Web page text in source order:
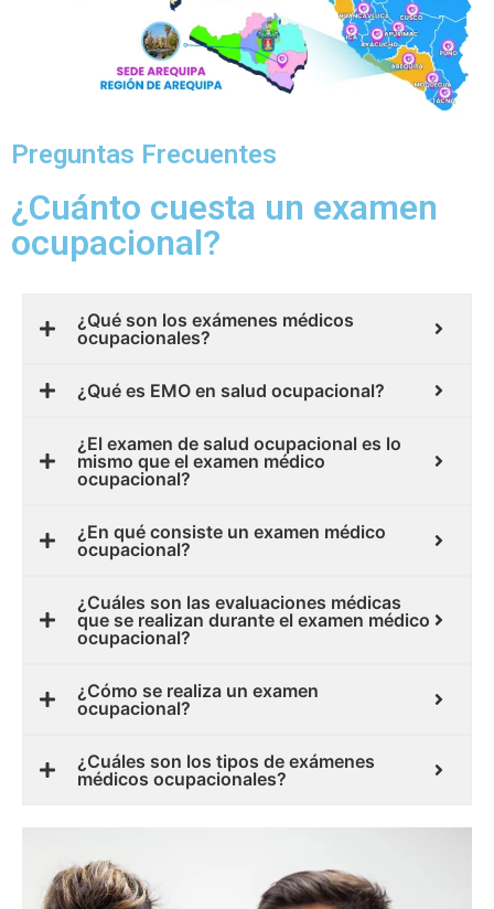
Preguntas Frecuentes
¿Cuánto cuesta un examen
ocupacional?
¿Qué son los exámenes médicos
ocupacionales?
¿Qué es EMO en salud ocupacional?
¿El examen de salud ocupacional es lo
mismo que el examen médico
ocupacional?
¿En qué consiste un examen médico
ocupacional?
¿Cuáles son las evaluaciones médicas
que se realizan durante el examen médico
ocupacional?
¿Cómo se realiza un examen
ocupacional?
¿Cuáles son los tipos de exámenes
médicos ocupacionales?